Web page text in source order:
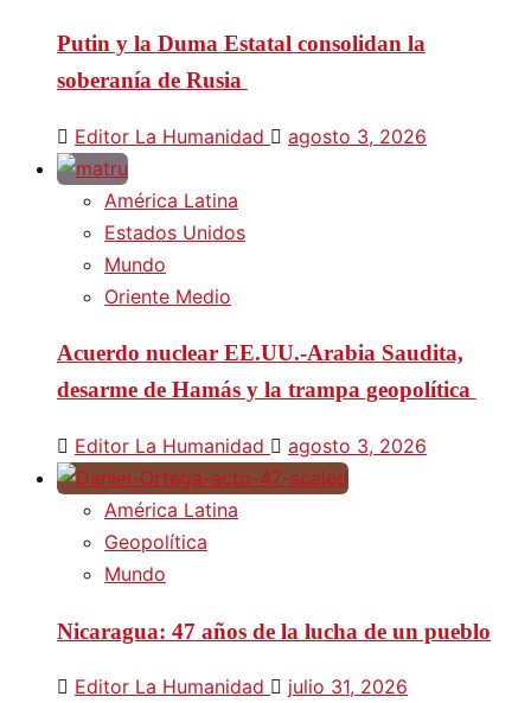
Putin y la Duma Estatal consolidan la
soberanía de Rusia
Editor La Humanidad agosto 3, 2026
América Latina
Estados Unidos
Mundo
Oriente Medio
Acuerdo nuclear EE.UU.-Arabia Saudita,
desarme de Hamás y la trampa geopolítica
Editor La Humanidad agosto 3, 2026
América Latina
Geopolítica
Mundo
Nicaragua: 47 años de la lucha de un pueblo
Editor La Humanidad julio 31, 2026